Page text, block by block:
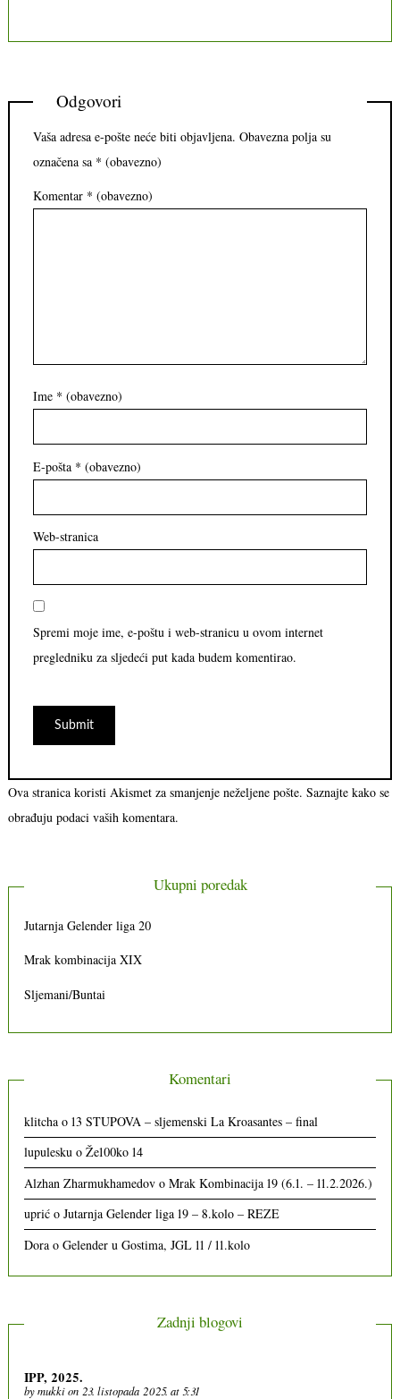
Odgovori
Vaša adresa e-pošte neće biti objavljena. Obavezna polja su
označena sa * (obavezno)
Komentar * (obavezno)
Ime * (obavezno)
E-pošta * (obavezno)
Web-stranica
Spremi moje ime, e-poštu i web-stranicu u ovom internet
pregledniku za sljedeći put kada budem komentirao.
Ova stranica koristi Akismet za smanjenje neželjene pošte. Saznajte kako se
obrađuju podaci vaših komentara.
Ukupni poredak
Jutarnja Gelender liga 20
Mrak kombinacija XIX
Sljemani/Buntai
Komentari
klitcha o13 STUPOVA – sljemenski La Kroasantes – final
lupulesku oŽe100ko 14
Alzhan Zharmukhamedov oMrak Kombinacija 19 (6.1. – 11.2.2026.)
uprić oJutarnja Gelender liga 19 – 8.kolo – REZE
Dora oGelender u Gostima, JGL 11 / 11.kolo
Zadnji blogovi
IPP, 2025.
bymukkion 23. listopada 2025. at 5:31